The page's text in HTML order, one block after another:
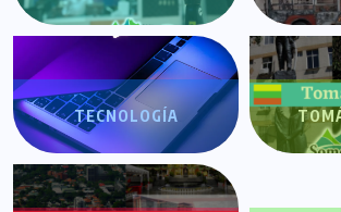
TECNOLOGÍA